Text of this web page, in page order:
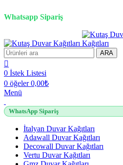
Whatsapp Sipariş
ARA
0 İstek Listesi
0 öğeler 0,00₺
Menü
WhatsApp Sipariş
İtalyan Duvar Kağıtları
Adawall Duvar Kağıtları
Decowall Duvar Kağıtları
Vertu Duvar Kağıtları